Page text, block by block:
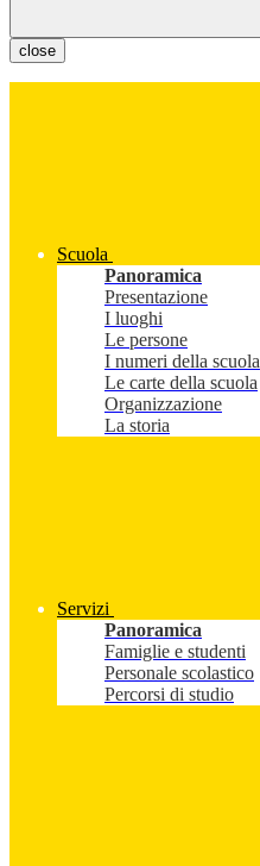
close
Scuola
Panoramica
Presentazione
I luoghi
Le persone
I numeri della scuola
Le carte della scuola
Organizzazione
La storia
Servizi
Panoramica
Famiglie e studenti
Personale scolastico
Percorsi di studio